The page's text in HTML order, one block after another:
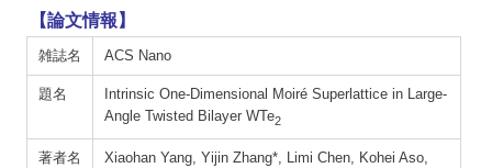
【論文情報】
雑誌名 ACS Nano
題名
Intrinsic One-Dimensional Moiré Superlattice in Large-
Angle Twisted Bilayer WTe2
著者名
Xiaohan Yang, Yijin Zhang*, Limi Chen, Kohei Aso,